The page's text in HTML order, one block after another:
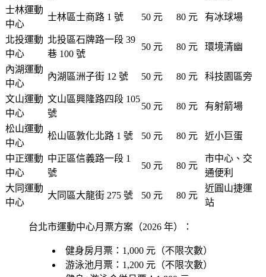
士林運動
中心
士林區士商路 1 號 50 元 80 元 有冰球場
北投運動
中心
北投區石牌路一段 39
巷 100 號
50 元 80 元 環境清幽
內湖運動
中心
內湖區洲子街 12 號 50 元 80 元 科技園區旁
文山運動
中心
文山區興隆路四段 105
號
50 元 80 元 有射箭場
松山運動
中心
松山區敦化北路 1 號 50 元 80 元 近小巨蛋
中正運動
中心
中正區信義路一段 1
號
50 元 80 元
市中心、交
通便利
大同運動
中心
大同區大龍街 275 號 50 元 80 元
近圓山捷運
站
台北市運動中心月票方案（2026 年）：
健身房月票：1,000 元（不限次數）
游泳池月票：1,200 元（不限次數）